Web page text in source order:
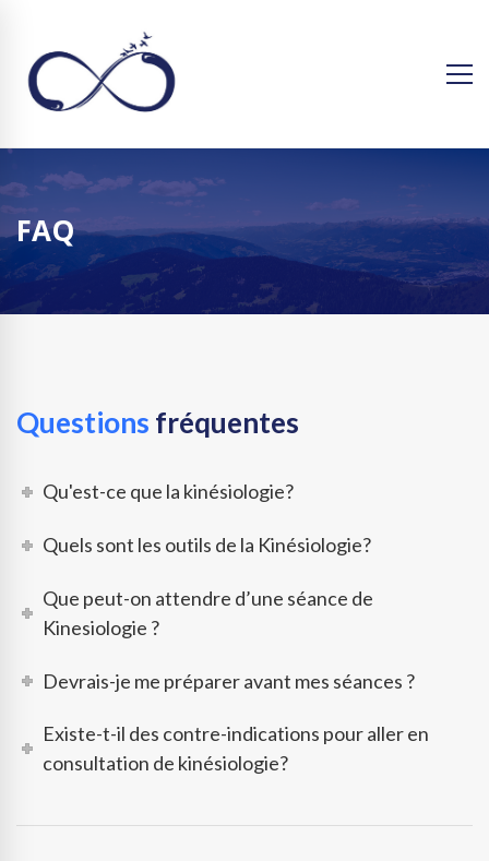
FAQ
Questions fréquentes
Qu'est-ce que la kinésiologie?
Quels sont les outils de la Kinésiologie?
Que peut-on attendre d’une séance de
Kinesiologie ?
Devrais-je me préparer avant mes séances ?
Existe-t-il des contre-indications pour aller en
consultation de kinésiologie?